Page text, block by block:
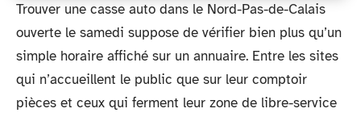
Trouver une casse auto dans le Nord-Pas-de-Calais
ouverte le samedi suppose de vérifier bien plus qu’un
simple horaire affiché sur un annuaire. Entre les sites
qui n’accueillent le public que sur leur comptoir
pièces et ceux qui ferment leur zone de libre-service